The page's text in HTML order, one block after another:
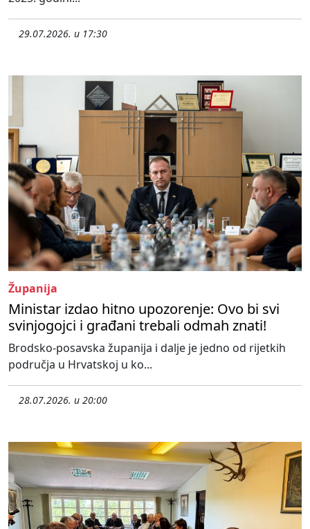
29.07.2026. u 17:30
Županija
Ministar izdao hitno upozorenje: Ovo bi svi
svinjogojci i građani trebali odmah znati!
Brodsko-posavska županija i dalje je jedno od rijetkih
područja u Hrvatskoj u ko...
28.07.2026. u 20:00